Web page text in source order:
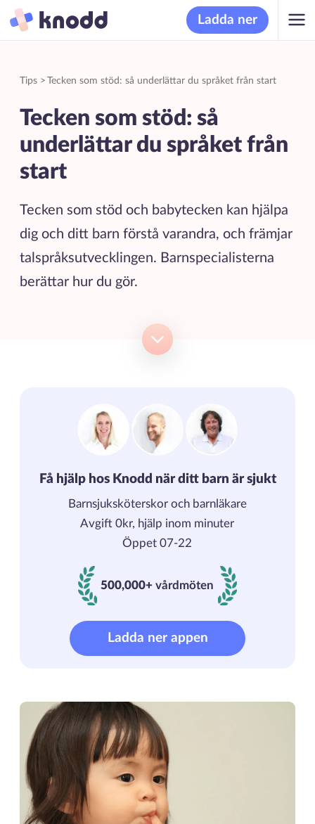
Ladda ner
Tips> Tecken som stöd: så underlättar du språket från start
Tecken som stöd: så
underlättar du språket från
start
Tecken som stöd och babytecken kan hjälpa
dig och ditt barn förstå varandra, och främjar
talspråksutvecklingen. Barnspecialisterna
berättar hur du gör.
Få hjälp hos Knodd när ditt barn är sjukt
Barnsjuksköterskor och barnläkare
Avgift 0kr, hjälp inom minuter
Öppet 07-22
500000+ vårdmöten
500,000+ vårdmöten
Ladda ner appen